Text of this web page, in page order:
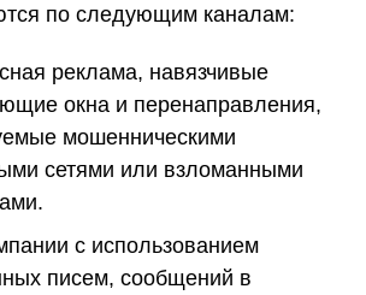
по следующим каналам:
реклама, навязчивые
окна и перенаправления,
мошенническими
сетями или взломанными
с использованием
писем, сообщений в